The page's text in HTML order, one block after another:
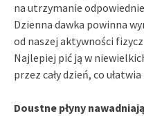
na utrzymanie
Dzienna dawka powinna
od naszej aktywności
Najlepiej pić ją w
przez cały dzień, co
Doustne płyny